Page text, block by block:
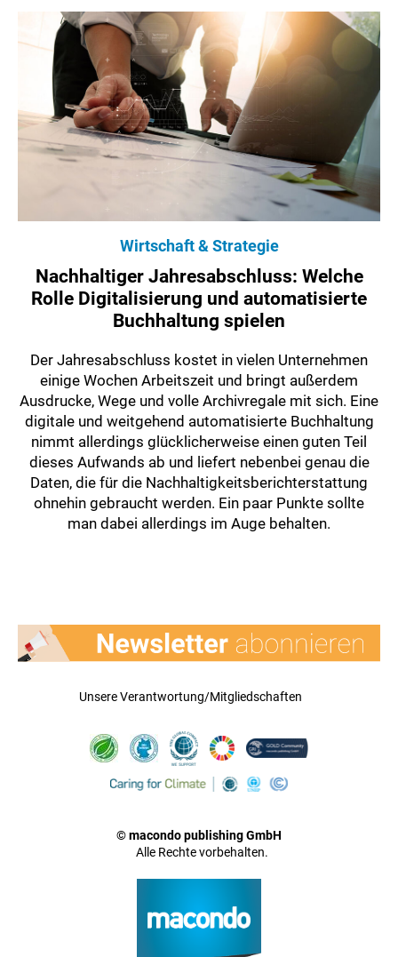
Wirtschaft & Strategie
Nachhaltiger Jahresabschluss: Welche
Rolle Digitalisierung und automatisierte
Buchhaltung spielen
Der Jahresabschluss kostet in vielen Unternehmen
einige Wochen Arbeitszeit und bringt außerdem
Ausdrucke, Wege und volle Archivregale mit sich. Eine
digitale und weitgehend automatisierte Buchhaltung
nimmt allerdings glücklicherweise einen guten Teil
dieses Aufwands ab und liefert nebenbei genau die
Daten, die für die Nachhaltigkeitsberichterstattung
ohnehin gebraucht werden. Ein paar Punkte sollte
man dabei allerdings im Auge behalten.
Unsere Verantwortung/Mitgliedschaften
© macondo publishing GmbH
Alle Rechte vorbehalten.